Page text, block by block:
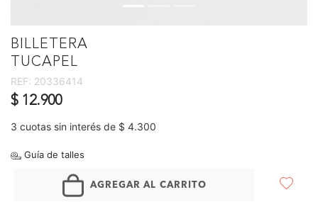
BILLETERA
TUCAPEL
REF: 20336414
$ 12.900
3 cuotas sin interés de $ 4.300
Guía de talles
AGREGAR AL CARRITO